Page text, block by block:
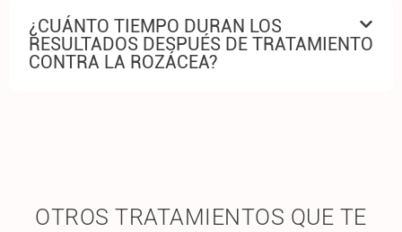
¿CUÁNTO TIEMPO DURAN LOS
RESULTADOS DESPUÉS DE TRATAMIENTO
CONTRA LA ROZÁCEA?
OTROS TRATAMIENTOS QUE TE